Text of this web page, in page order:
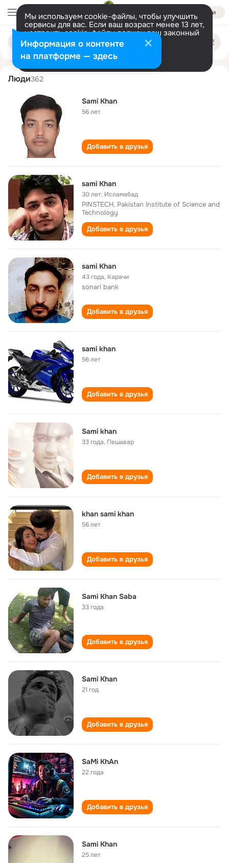
Войти
Мы используем cookie-файлы, чтобы улучшить
сервисы для вас. Если ваш возраст менее 13 лет,
настроить cookie-файлы должен ваш законный
представитель. Больше информации
Разрешить все Настроить
Поиск
людям
sami khan
Люди362
Sami Khan
56 лет
Добавить в друзья
sami Khan
30 лет, Исламабад
PINSTECH, Pakistan Institute of Science and
Technology
Добавить в друзья
sami Khan
43 года, Карачи
sonari bank
Добавить в друзья
sami khan
56 лет
Добавить в друзья
Sami khan
33 года, Пешавар
Добавить в друзья
khan sami khan
56 лет
Добавить в друзья
Sami Khan Saba
33 года
Добавить в друзья
Sami Khan
21 год
Добавить в друзья
SaMi KhAn
22 года
Добавить в друзья
Sami Khan
25 лет
Информация о контенте
на платформе — здесь